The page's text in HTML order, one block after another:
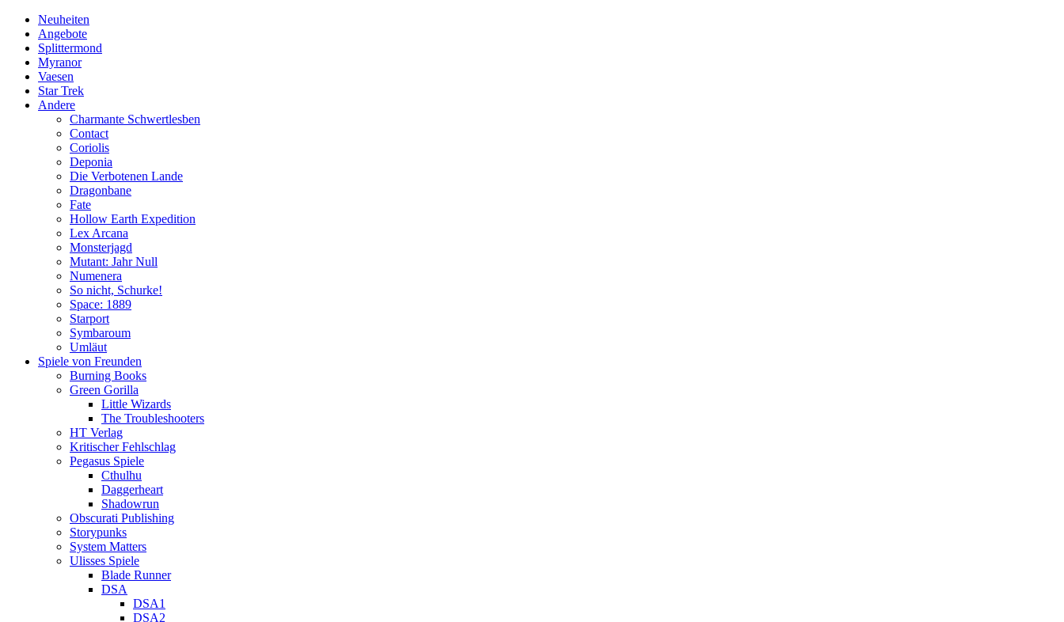
Neuheiten
Angebote
Splittermond
Myranor
Vaesen
Star Trek
Andere
Charmante Schwertlesben
Contact
Coriolis
Deponia
Die Verbotenen Lande
Dragonbane
Fate
Hollow Earth Expedition
Lex Arcana
Monsterjagd
Mutant: Jahr Null
Numenera
So nicht, Schurke!
Space: 1889
Starport
Symbaroum
Umläut
Spiele von Freunden
Burning Books
Green Gorilla
Little Wizards
The Troubleshooters
HT Verlag
Kritischer Fehlschlag
Pegasus Spiele
Cthulhu
Daggerheart
Shadowrun
Obscurati Publishing
Storypunks
System Matters
Ulisses Spiele
Blade Runner
DSA
DSA1
DSA2